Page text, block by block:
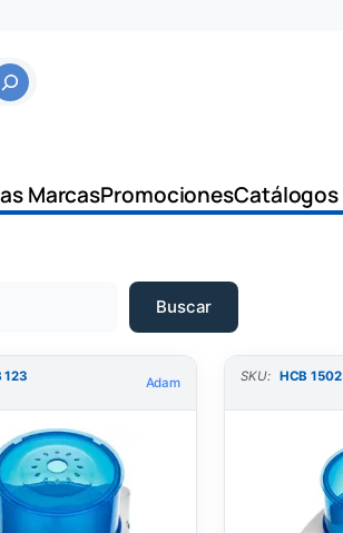
MarcasPromocionesCatálogos
Buscar
123 Adam SKU: HCB 1502